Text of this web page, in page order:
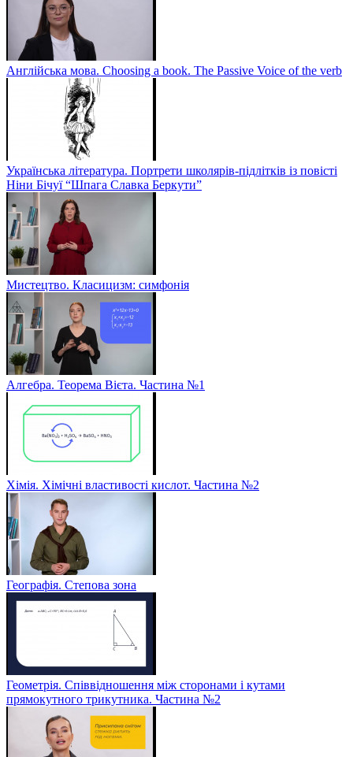
Англійська мова. Choosing a book. The Passive Voice of the verb
Українська література. Портрети школярів-підлітків із повісті
Ніни Бічуї “Шпага Славка Беркути”
Мистецтво. Класицизм: симфонія
Алгебра. Теорема Вієта. Частина №1
Хімія. Хімічні властивості кислот. Частина №2
Географія. Степова зона
Геометрія. Співвідношення між сторонами і кутами
прямокутного трикутника. Частина №2